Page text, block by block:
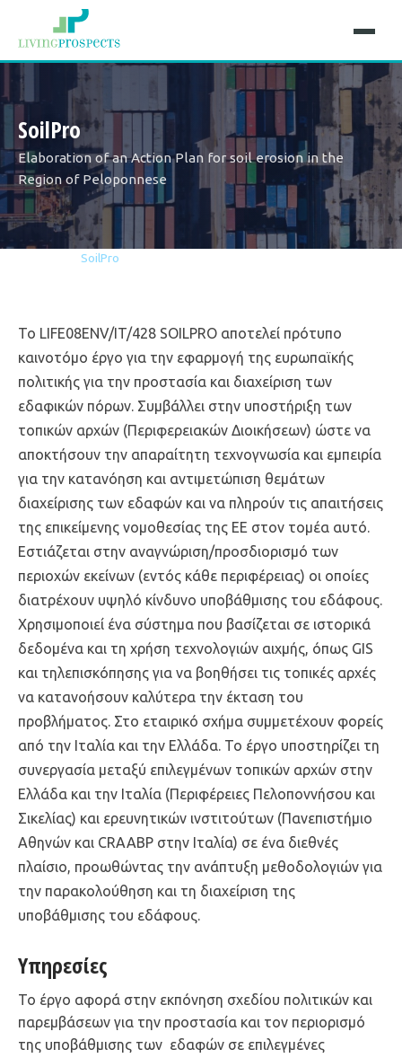
SoilPro
Elaboration of an Action Plan for soil erosion in the
Region of Peloponnese
SoilPro
Το LIFE08ENV/IT/428 SOILPRO αποτελεί πρότυπο
καινοτόμο έργο για την εφαρμογή της ευρωπαϊκής
πολιτικής για την προστασία και διαχείριση των
εδαφικών πόρων. Συμβάλλει στην υποστήριξη των
τοπικών αρχών (Περιφερειακών Διοικήσεων) ώστε να
αποκτήσουν την απαραίτητη τεχνογνωσία και εμπειρία
για την κατανόηση και αντιμετώπιση θεμάτων
διαχείρισης των εδαφών και να πληρούν τις απαιτήσεις
της επικείμενης νομοθεσίας της ΕΕ στον τομέα αυτό.
Εστιάζεται στην αναγνώριση/προσδιορισμό των
περιοχών εκείνων (εντός κάθε περιφέρειας) οι οποίες
διατρέχουν υψηλό κίνδυνο υποβάθμισης του εδάφους.
Χρησιμοποιεί ένα σύστημα που βασίζεται σε ιστορικά
δεδομένα και τη χρήση τεχνολογιών αιχμής, όπως GIS
και τηλεπισκόπησης για να βοηθήσει τις τοπικές αρχές
να κατανοήσουν καλύτερα την έκταση του
προβλήματος. Στο εταιρικό σχήμα συμμετέχουν φορείς
από την Ιταλία και την Ελλάδα. Το έργο υποστηρίζει τη
συνεργασία μεταξύ επιλεγμένων τοπικών αρχών στην
Ελλάδα και την Ιταλία (Περιφέρειες Πελοποννήσου και
Σικελίας) και ερευνητικών ινστιτούτων (Πανεπιστήμιο
Αθηνών και CRAABP στην Ιταλία) σε ένα διεθνές
πλαίσιο, προωθώντας την ανάπτυξη μεθοδολογιών για
την παρακολούθηση και τη διαχείριση της
υποβάθμισης του εδάφους.
Υπηρεσίες
Το έργο αφορά στην εκπόνηση σχεδίου πολιτικών και
παρεμβάσεων για την προστασία και τον περιορισμό
της υποβάθμισης των εδαφών σε επιλεγμένες